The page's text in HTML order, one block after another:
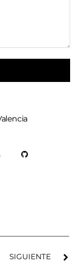
SIGUIENTE